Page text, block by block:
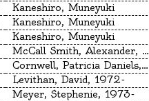
Kaneshiro, Muneyuki
Kaneshiro, Muneyuki
Kaneshiro, Muneyuki
McCall Smith, Alexander, 1948-
Cornwell, Patricia Daniels, 1956-
Levithan, David, 1972-
Meyer, Stephenie, 1973-